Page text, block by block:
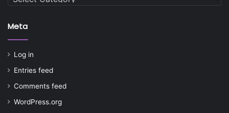
Meta
Log in
Entries feed
Comments feed
WordPress.org